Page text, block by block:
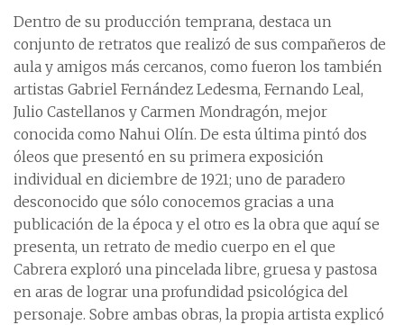
Dentro de su producción temprana, destaca un
conjunto de retratos que realizó de sus compañeros de
aula y amigos más cercanos, como fueron los también
artistas Gabriel Fernández Ledesma, Fernando Leal,
Julio Castellanos y Carmen Mondragón, mejor
conocida como Nahui Olín. De esta última pintó dos
óleos que presentó en su primera exposición
individual en diciembre de 1921; uno de paradero
desconocido que sólo conocemos gracias a una
publicación de la época y el otro es la obra que aquí se
presenta, un retrato de medio cuerpo en el que
Cabrera exploró una pincelada libre, gruesa y pastosa
en aras de lograr una profundidad psicológica del
personaje. Sobre ambas obras, la propia artista explicó